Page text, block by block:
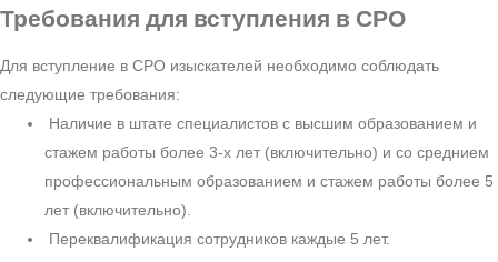
Требования для вступления в СРО
Для вступление в СРО изыскателей необходимо соблюдать
следующие требования:
Наличие в штате специалистов с высшим образованием и
стажем работы более 3-х лет (включительно) и со среднием
профессиональным образованием и стажем работы более 5
лет (включительно).
Переквалификация сотрудников каждые 5 лет.